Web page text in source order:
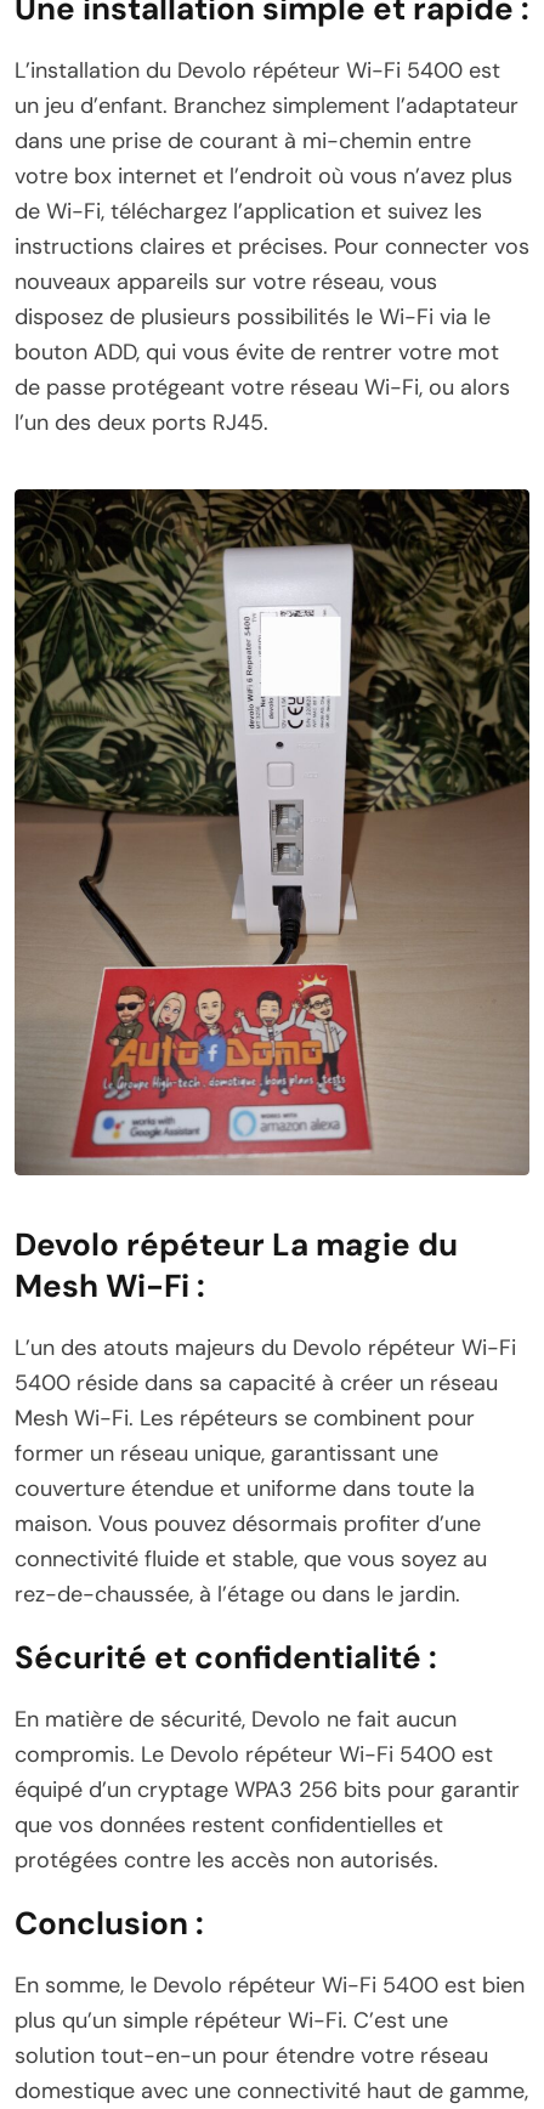
Une installation simple et rapide :
L’installation du Devolo répéteur Wi-Fi 5400 est
un jeu d’enfant. Branchez simplement l’adaptateur
dans une prise de courant à mi-chemin entre
votre box internet et l’endroit où vous n’avez plus
de Wi-Fi, téléchargez l’application et suivez les
instructions claires et précises. Pour connecter vos
nouveaux appareils sur votre réseau, vous
disposez de plusieurs possibilités le Wi-Fi via le
bouton ADD, qui vous évite de rentrer votre mot
de passe protégeant votre réseau Wi-Fi, ou alors
l’un des deux ports RJ45.
Devolo répéteur La magie du
Mesh Wi-Fi :
L’un des atouts majeurs du Devolo répéteur Wi-Fi
5400 réside dans sa capacité à créer un réseau
Mesh Wi-Fi. Les répéteurs se combinent pour
former un réseau unique, garantissant une
couverture étendue et uniforme dans toute la
maison. Vous pouvez désormais profiter d’une
connectivité fluide et stable, que vous soyez au
rez-de-chaussée, à l’étage ou dans le jardin.
Sécurité et confidentialité :
En matière de sécurité, Devolo ne fait aucun
compromis. Le Devolo répéteur Wi-Fi 5400 est
équipé d’un cryptage WPA3 256 bits pour garantir
que vos données restent confidentielles et
protégées contre les accès non autorisés.
Conclusion :
En somme, le Devolo répéteur Wi-Fi 5400 est bien
plus qu’un simple répéteur Wi-Fi. C’est une
solution tout-en-un pour étendre votre réseau
domestique avec une connectivité haut de gamme,